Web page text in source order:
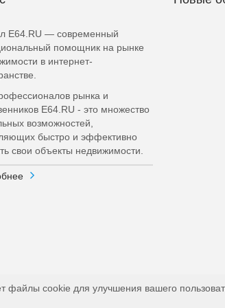
E64.RU — современный
помощник на рынке
в интернет-
рынка и
E64.RU - это множество
возможностей,
быстро и эффективно
свои объекты недвижимости.
файлы cookie для улучшения вашего